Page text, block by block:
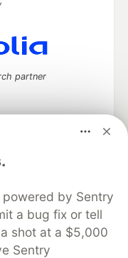
powered by Sentry
a bug fix or tell
shot at a $5,000
Sentry
partner
keep up software
software career
Advertise on DEV
About
Contact
Shop
MLH
Terms of Use